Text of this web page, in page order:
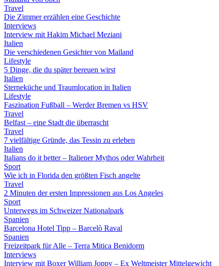
Travel
Die Zimmer erzählen eine Geschichte
Interviews
Interview mit Hakim Michael Meziani
Italien
Die verschiedenen Gesichter von Mailand
Lifestyle
5 Dinge, die du später bereuen wirst
Italien
Sterneküche und Traumlocation in Italien
Lifestyle
Faszination Fußball – Werder Bremen vs HSV
Travel
Belfast – eine Stadt die überrascht
Travel
7 vielfältige Gründe, das Tessin zu erleben
Italien
Italians do it better – Italiener Mythos oder Wahrheit
Sport
Wie ich in Florida den größten Fisch angelte
Travel
2 Minuten der ersten Impressionen aus Los Angeles
Sport
Unterwegs im Schweizer Nationalpark
Spanien
Barcelona Hotel Tipp – Barcelò Raval
Spanien
Freizeitpark für Alle – Terra Mitica Benidorm
Interviews
Interview mit Boxer William Joppy – Ex Weltmeister Mittelgewicht